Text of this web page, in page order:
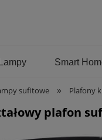
Lampy Smart
sufitowe » Plafony
plafon